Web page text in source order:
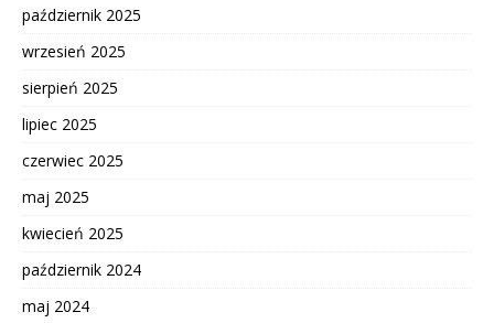
październik 2025
wrzesień 2025
sierpień 2025
lipiec 2025
czerwiec 2025
maj 2025
kwiecień 2025
październik 2024
maj 2024